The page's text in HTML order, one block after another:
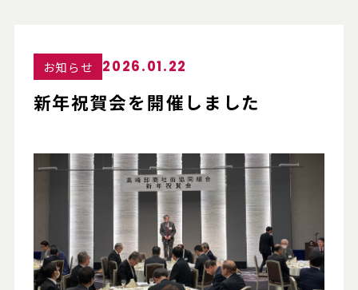
お知らせ 2026.01.22
新年祝賀会を開催しました